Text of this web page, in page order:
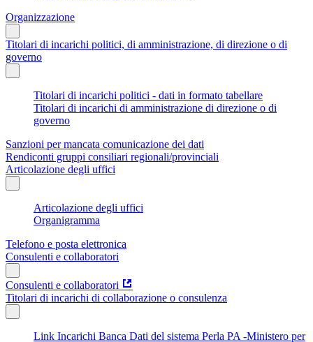
Organizzazione
Titolari di incarichi politici, di amministrazione, di direzione o di
governo
Titolari di incarichi politici - dati in formato tabellare
Titolari di incarichi di amministrazione di direzione o di
governo
Sanzioni per mancata comunicazione dei dati
Rendiconti gruppi consiliari regionali/provinciali
Articolazione degli uffici
Articolazione degli uffici
Organigramma
Telefono e posta elettronica
Consulenti e collaboratori
Consulenti e collaboratori
Titolari di incarichi di collaborazione o consulenza
Link Incarichi Banca Dati del sistema Perla PA -Ministero per